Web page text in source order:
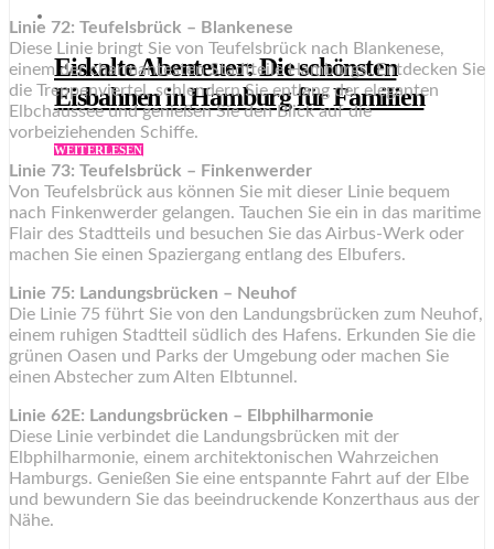
Eiskalte Abenteuer: Die schönsten
Eisbahnen in Hamburg für Familien
WEITERLESEN
Linie 72: Teufelsbrück – Blankenese
Diese Linie bringt Sie von Teufelsbrück nach Blankenese,
einem der charmantesten Stadtteile Hamburgs. Entdecken Sie
die Treppenviertel, schlendern Sie entlang der eleganten
Elbchaussee und genießen Sie den Blick auf die
vorbeiziehenden Schiffe.
Linie 73: Teufelsbrück – Finkenwerder
Von Teufelsbrück aus können Sie mit dieser Linie bequem
nach Finkenwerder gelangen. Tauchen Sie ein in das maritime
Flair des Stadtteils und besuchen Sie das Airbus-Werk oder
machen Sie einen Spaziergang entlang des Elbufers.
Linie 75: Landungsbrücken – Neuhof
Die Linie 75 führt Sie von den Landungsbrücken zum Neuhof,
einem ruhigen Stadtteil südlich des Hafens. Erkunden Sie die
grünen Oasen und Parks der Umgebung oder machen Sie
einen Abstecher zum Alten Elbtunnel.
Linie 62E: Landungsbrücken – Elbphilharmonie
Diese Linie verbindet die Landungsbrücken mit der
Elbphilharmonie, einem architektonischen Wahrzeichen
Hamburgs. Genießen Sie eine entspannte Fahrt auf der Elbe
und bewundern Sie das beeindruckende Konzerthaus aus der
Nähe.